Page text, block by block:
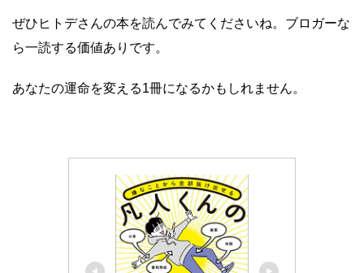
ぜひヒトデさんの本を読んでみてくださいね。ブロガーな
ら一読する価値ありです。
あなたの運命を変える1冊になるかもしれません。